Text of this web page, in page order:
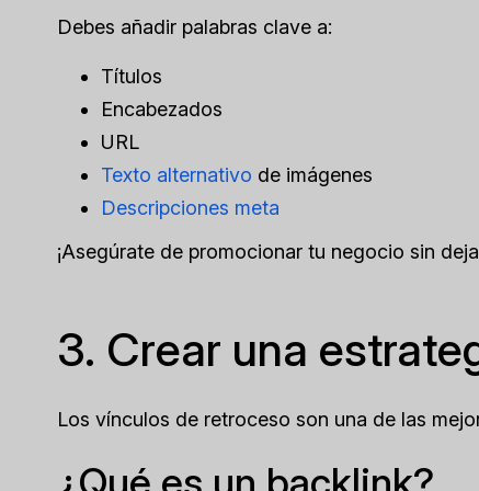
Debes añadir palabras clave a:
Títulos
Encabezados
URL
Texto alternativo de imágenes
Descripciones meta
¡Asegúrate de promocionar tu negocio sin
3. Crear una
Los vínculos de retroceso son una de las